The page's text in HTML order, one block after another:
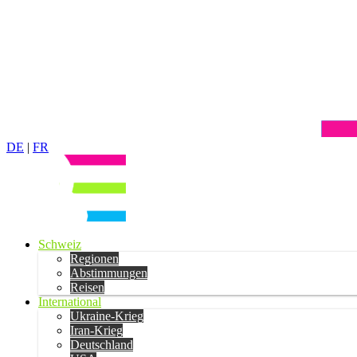
DE | FR
Schweiz
Regionen
Abstimmungen
Reisen
International
Ukraine-Krieg
Iran-Krieg
Deutschland